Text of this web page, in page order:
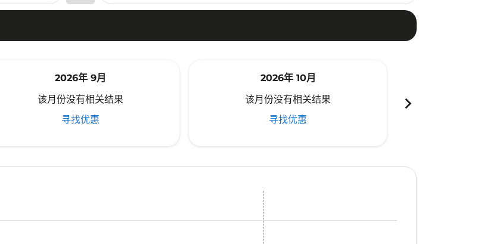
2026年 9月
该月份没有相关结果
寻找优惠
2026年 10月
该月份没有相关结果
寻找优惠
chevron_right
HKT–PDG: cmp-view-offers-disclaimer. 寻找优惠
HKT–PDG: cmp-view-offers-disclaimer. 寻找优惠
HKT–PDG: cmp-view-offers-disclaimer. 寻找优惠
HKT–PDG: cmp-view-offers-disclaimer. 寻找优惠
HKT–PDG: cmp-view-offers-disclaimer. 寻找优惠
HKT–PDG: cmp-view-offers-disclaimer. 寻找优惠
HKT–PDG: cmp-view-offers-disclaimer. 寻找优惠
HKT–PDG: cmp-view-offers-disclaimer. 寻找优惠
HKT–PDG: cmp-view-offers-disclaimer. 寻找优惠
HKT–PDG: cmp-view-offers-disclaimer. 寻找优惠